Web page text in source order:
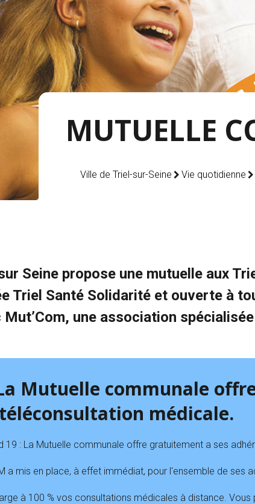
MUTUELLE
Ville de Triel-sur-Seine Vie quotidienne
Seine propose une mutuelle aux
Triel Santé Solidarité et ouverte à
une association
Mutuelle communale
médicale.
19 : La Mutuelle communale offre gratuitement a ses
a mis en place, à effet immédiat, pour l'ensemble de ses
à 100 % vos consultations médicales à distance.